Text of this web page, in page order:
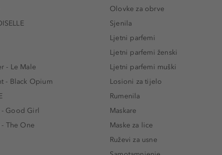
- Le Male
- Black Opium
Good Girl
The One
Olovke za obrve
Sjenila
Ljetni parfemi
Ljetni parfemi ženski
Ljetni parfemi muški
Losioni za tijelo
Rumenila
Maskare
Maske za lice
Ruževi za usne